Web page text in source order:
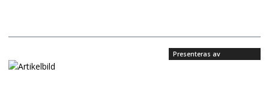
Presenteras av